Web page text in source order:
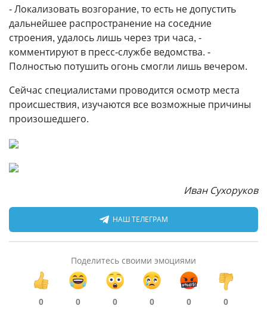
- Локализовать возгорание, то есть не допустить
дальнейшее распространение на соседние
строения, удалось лишь через три часа, -
комментируют в пресс-службе ведомства. -
Полностью потушить огонь смогли лишь вечером.
Сейчас специалистами проводится осмотр места
происшествия, изучаются все возможные причины
произошедшего.
Иван Сухоруков
НАШ ТЕЛЕГРАМ
Поделитесь своими эмоциями
0 0 0 0 0 0